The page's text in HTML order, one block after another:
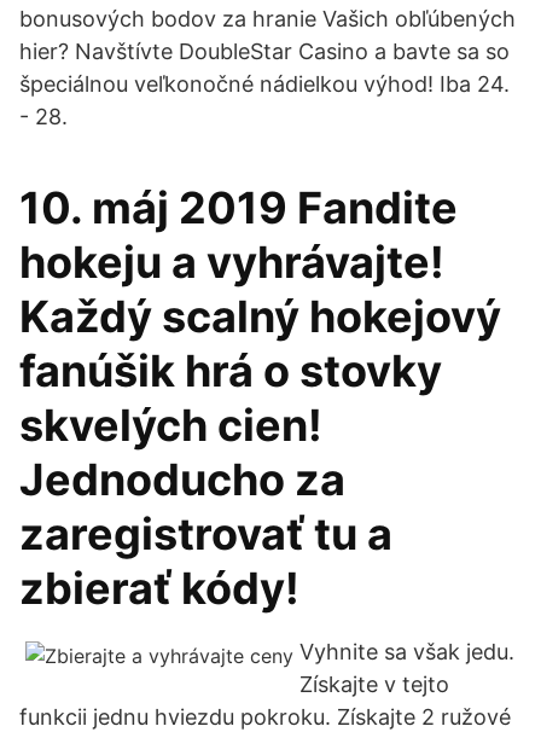
bonusových bodov za hranie Vašich obľúbených
hier? Navštívte DoubleStar Casino a bavte sa so
špeciálnou veľkonočné nádielkou výhod! Iba 24.
- 28.
10. máj 2019 Fandite
hokeju a vyhrávajte!
Každý scalný hokejový
fanúšik hrá o stovky
skvelých cien!
Jednoducho za
zaregistrovať tu a
zbierať kódy!
Vyhnite sa však jedu.
Získajte v tejto
funkcii jednu hviezdu pokroku. Získajte 2 ružové